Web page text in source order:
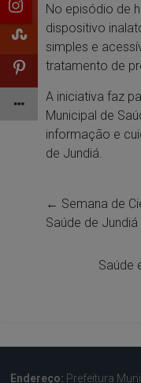
No episódio de
dispositivo
simples e
tratamento de
A iniciativa faz
Municipal de
informação e
de Jundiá.
← Semana de
Saúde de
Saúde
Endereço: Prefeitura